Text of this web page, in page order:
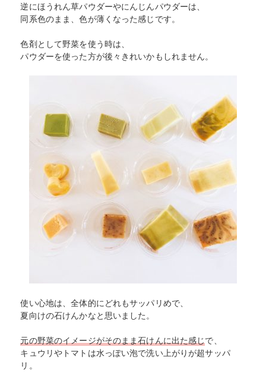
逆にほうれん草パウダーやにんじんパウダーは、
同系色のまま、色が薄くなった感じです。
色剤として野菜を使う時は、
パウダーを使った方が後々きれいかもしれません。
使い心地は、全体的にどれもサッパリめで、
夏向けの石けんかなと思いました。
元の野菜のイメージがそのまま石けんに出た感じで、
キュウリやトマトは水っぽい泡で洗い上がりが超サッパ
リ。